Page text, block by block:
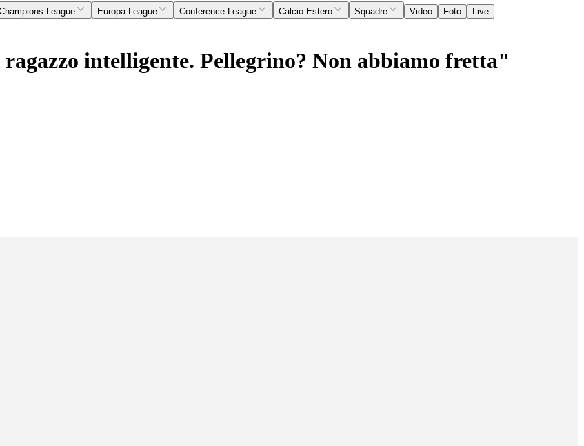
League Europa League Conference League Calcio Estero Squadre Video Foto
Live
intelligente. Pellegrino? Non abbiamo fretta"